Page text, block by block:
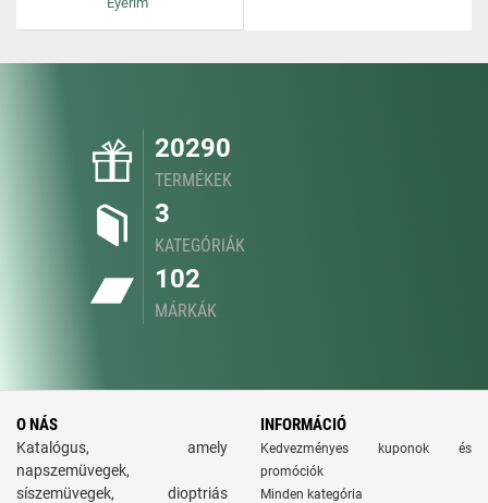
20290
TERMÉKEK
3
KATEGÓRIÁK
102
MÁRKÁK
O NÁS
Katalógus, amely
napszemüvegek,
síszemüvegek, dioptriás
INFORMÁCIÓ
Kedvezményes kuponok és
promóciók
Minden kategória